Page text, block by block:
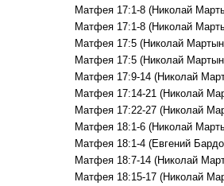
Матфея 17:1-8 (Николай
Матфея 17:1-8 (Николай
Матфея 17:5 (Николай
Матфея 17:5 (Николай
Матфея 17:9-14 (Николай
Матфея 17:14-21 (Николай
Матфея 17:22-27 (Николай
Матфея 18:1-6 (Николай
Матфея 18:1-4 (Евгений
Матфея 18:7-14 (Николай
Матфея 18:15-17 (Николай